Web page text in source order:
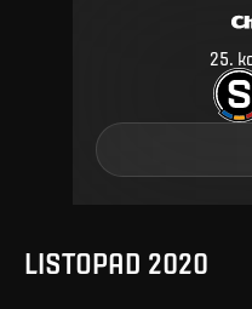
25.
LISTOPAD 2020